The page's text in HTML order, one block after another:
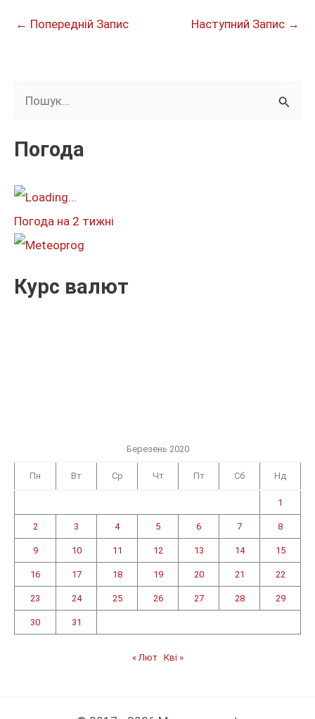
← Попередній Запис Наступний Запис →
к
т
:
Погода
Погода на 2 тижні
Курс валют
Березень 2020
Пн Вт Ср Чт Пт Сб Нд
1
2 3 4 5 6 7 8
9 10 11 12 13 14 15
16 17 18 19 20 21 22
23 24 25 26 27 28 29
30 31
« Лют Кві »